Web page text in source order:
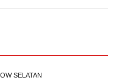
SELATAN